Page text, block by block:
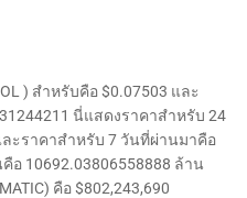
) สำหรับคือ $0.07503 และ
นี่แสดงราคาสำหรับ 24
ละราคาสำหรับ 7 วันที่ผ่านมาคือ
อ 10692.03806558888 ล้าน
คือ $802,243,690